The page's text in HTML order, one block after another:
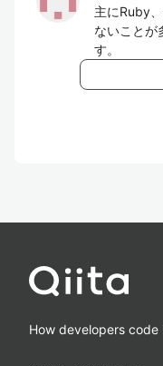
主にRuby
ないことが
す。
How developers code